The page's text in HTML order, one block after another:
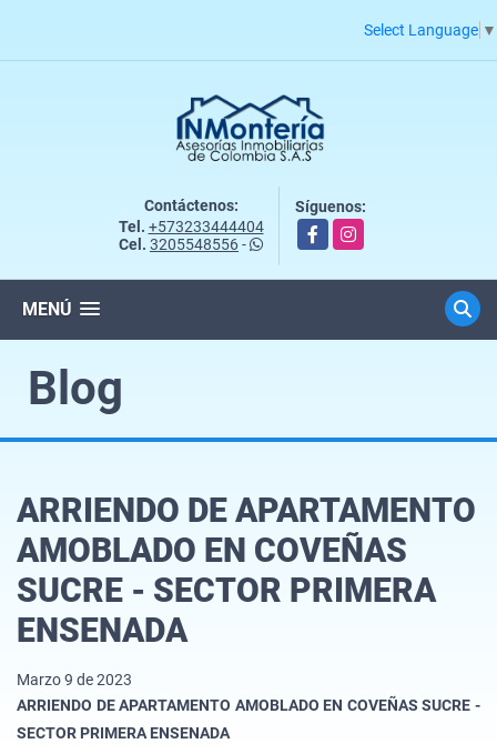
Select Language ▼
Contáctenos:
Tel. +573233444404
Cel. 3205548556-
Síguenos:
FacebookInstagram
MENÚ
Blog
ARRIENDO DE APARTAMENTO
AMOBLADO EN COVEÑAS
SUCRE - SECTOR PRIMERA
ENSENADA
Marzo 9 de 2023
ARRIENDO DE APARTAMENTO AMOBLADO EN COVEÑAS SUCRE -
SECTOR PRIMERA ENSENADA